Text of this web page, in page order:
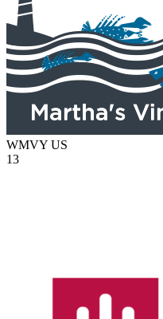
WMVY US
13